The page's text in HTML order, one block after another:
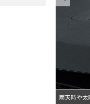
雨天時や太